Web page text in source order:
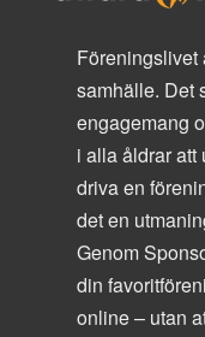
Föreningslivet
samhälle. Det
engagemang
i alla åldrar att
driva en
det en
Genom
din
online – utan